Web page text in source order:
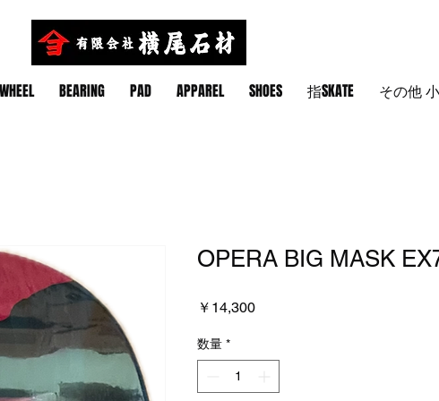
WHEEL BEARING PAD APPAREL SHOES 指SKATE その他
OPERA BIG MASK
￥14,300価
数量 *